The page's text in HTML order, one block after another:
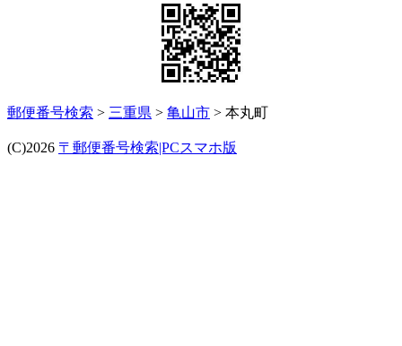
郵便番号検索 > 三重県 > 亀山市 > 本丸町
(C)2026 〒郵便番号検索|PCスマホ版